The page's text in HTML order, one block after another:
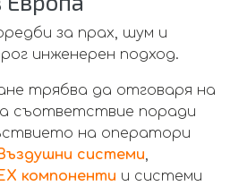
за прах, шум и
инженерeн подход.
трябва да отговаря на
съответствие поради
на оператори
системи,
компоненти и системи